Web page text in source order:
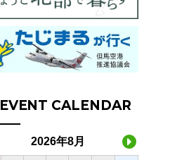
EVENT CALENDAR
2026年8月